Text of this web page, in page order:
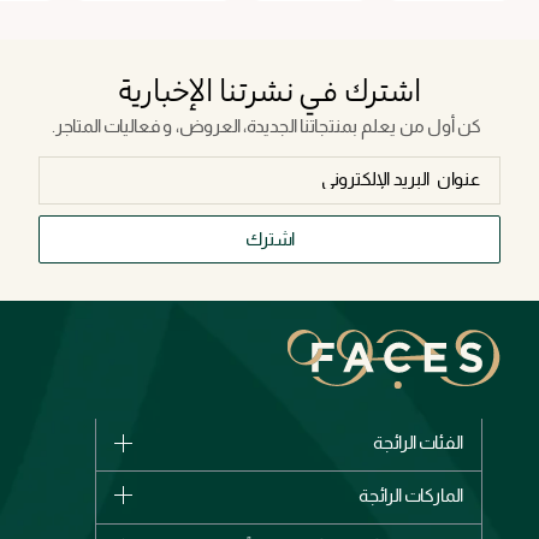
اشترك في نشرتنا الإخبارية
كن أول من يعلم بمنتجاتنا الجديدة، العروض، و فعاليات المتاجر.
اشترك
الفئات الرائجة
الماركات الرائجة